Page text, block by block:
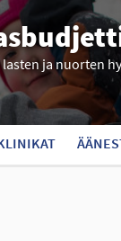
ja nuorten